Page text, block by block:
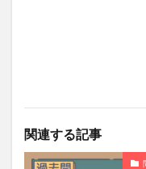
関連する記事